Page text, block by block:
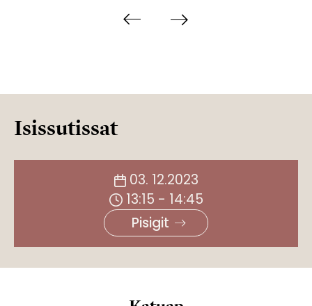
Isissutissat
03. 12.2023
13:15 - 14:45
Pisigit